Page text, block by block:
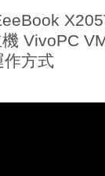
VivoPC
作方式